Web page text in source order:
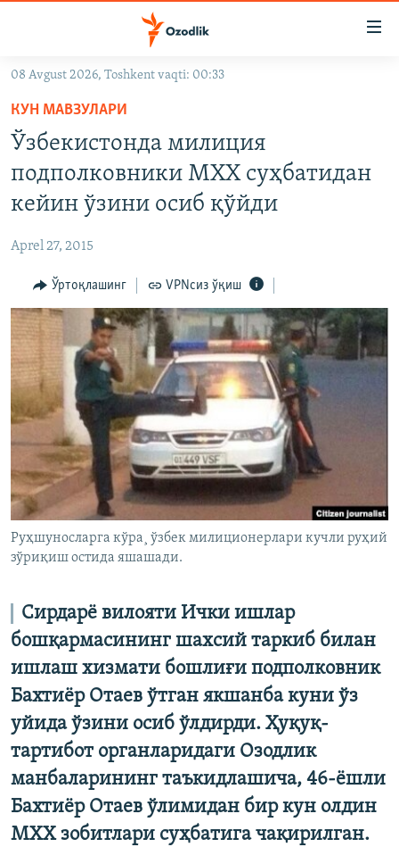
Асосий
навигацияга
ўтинг
Қидиришга
ўтинг
OZODVIDEO
На русском
ИЖТИМОИЙ ТАРМОҚЛАР
Озодлик бошқа тилларда
08 Avgust 2026, Toshkent vaqti: 00:33
КУН МАВЗУЛАРИ
Ўзбекистонда милиция
подполковники МХХ суҳбатидан
кейин ўзини осиб қўйди
Aprel 27, 2015
Ўртоқлашинг VPNсиз ўқиш
Руҳшуносларга кўра¸ ўзбек милиционерлари кучли руҳий
зўриқиш остида яшашади.
Сирдарë вилояти Ички ишлар
бошқармасининг шахсий таркиб билан
ишлаш хизмати бошлиғи подполковник
Бахтиëр Отаев ўтган якшанба куни ўз
уйида ўзини осиб ўлдирди. Ҳуқуқ-
тартибот органларидаги Озодлик
манбаларининг таъкидлашича, 46-ёшли
Бахтиëр Отаев ўлимидан бир кун олдин
МХХ зобитлари суҳбатига чақирилган.